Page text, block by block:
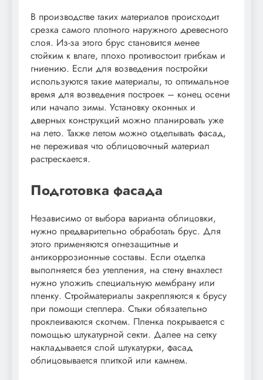
В производстве таких материалов происходит
срезка самого плотного наружного древесного
слоя. Из-за этого брус становится менее
стойким к влаге, плохо противостоит грибкам и
гниению. Если для возведения постройки
используются такие материалы, то оптимальное
время для возведения построек – конец осени
или начало зимы. Установку оконных и
дверных конструкций можно планировать уже
на лето. Также летом можно отделывать фасад,
не переживая что облицовочный материал
растрескается.
Подготовка фасада
Независимо от выбора варианта облицовки,
нужно предварительно обработать брус. Для
этого применяются огнезащитные и
антикоррозионные составы. Если отделка
выполняется без утепления, на стену внахлест
нужно уложить специальную мембрану или
пленку. Стройматериалы закрепляются к брусу
при помощи степлера. Стыки обязательно
проклеиваются скотчем. Пленка покрывается с
помощью штукатурной секти. Далее на сетку
накладывается слой штукатурки, фасад
облицовывается плиткой или камнем.